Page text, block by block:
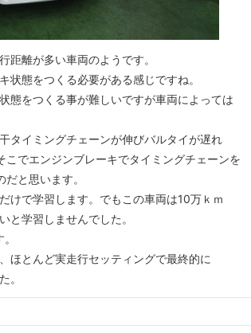
距離が多い車両のようです。
状態をつくる必要がある感じですね。
態をつくる事が難しいですが車両によっては
タイミングチェーンが伸びバルタイが遅れ
でエンジンブレーキでタイミングチェーンを
と思います。
けで学習します。でもこの車両は10万ｋｍ
と学習しませんでした。
ほとんど実走行セッティングで最終的に
。